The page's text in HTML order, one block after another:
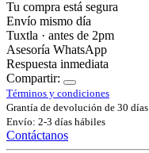
Tu compra está segura
Envío mismo día
Tuxtla · antes de 2pm
Asesoría WhatsApp
Respuesta inmediata
Compartir:
Términos y condiciones
Grantía de devolución de 30 días
Envío: 2-3 días hábiles
Contáctanos